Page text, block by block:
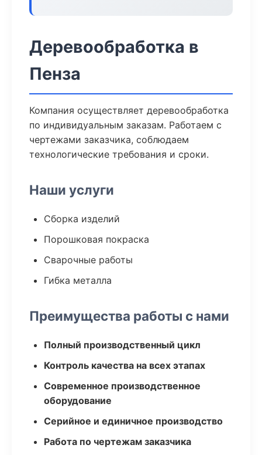
Деревообработка в
Пенза
Компания осуществляет деревообработка
по индивидуальным заказам. Работаем с
чертежами заказчика, соблюдаем
технологические требования и сроки.
Наши услуги
Сборка изделий
Порошковая покраска
Сварочные работы
Гибка металла
Преимущества работы с нами
Полный производственный цикл
Контроль качества на всех этапах
Современное производственное
оборудование
Серийное и единичное производство
Работа по чертежам заказчика